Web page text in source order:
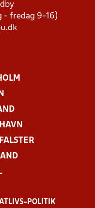
- fredag 9-16)
POLITIK